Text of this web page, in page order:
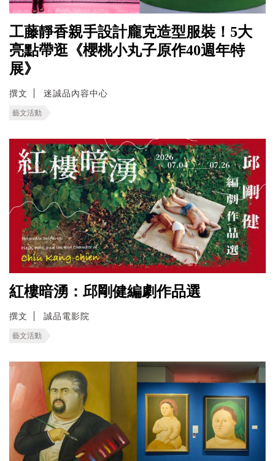
工藤靜香親手設計龐克造型服裝！5大
亮點帶逛《櫻桃小丸子原作40週年特
展》
撰文 迷誠品內容中心
藝文活動
紅樓暗湧：邱剛健編劇作品選
撰文 誠品電影院
藝文活動